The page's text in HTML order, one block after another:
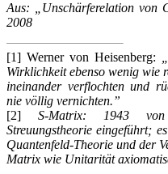
Aus: „Unschärferelation von
2008
[1] Werner von Heisenberg:
Wirklichkeit ebenso wenig wie
ineinander verflochten und
nie völlig vernichten.”
[2] S-Matrix: 1943 von
Streuungstheorie eingeführt;
Quantenfeld-Theorie und der
Matrix wie Unitarität